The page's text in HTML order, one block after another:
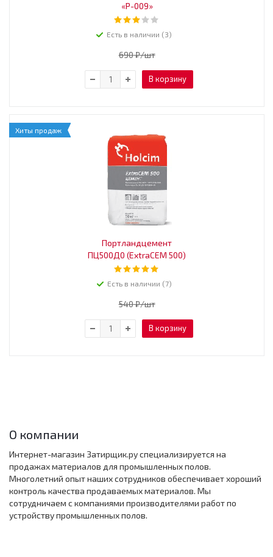
«Р-009»
Есть в наличии (3)
690₽/шт
В корзину
Хиты продаж
Портландцемент
ПЦ500Д0 (ExtraCEM 500)
Есть в наличии (7)
540₽/шт
В корзину
О компании
Интернет-магазин Затирщик.ру специализируется на
продажах материалов для промышленных полов.
Многолетний опыт наших сотрудников обеспечивает хороший
контроль качества продаваемых материалов. Мы
сотрудничаем с компаниями производителями работ по
устройству промышленных полов.